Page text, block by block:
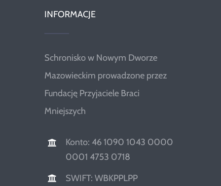
INFORMACJE
Schronisko w Nowym Dworze
Mazowieckim prowadzone przez
Fundację Przyjaciele Braci
Mniejszych
Konto: 46 1090 1043 0000
0001 4753 0718
SWIFT: WBKPPLPP